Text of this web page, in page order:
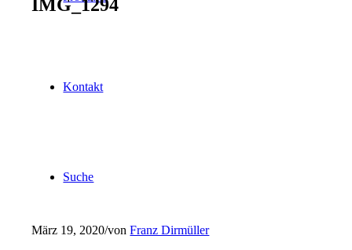
Kontakt
Suche
IMG_1294
März 19, 2020/vonFranz Dirmüller